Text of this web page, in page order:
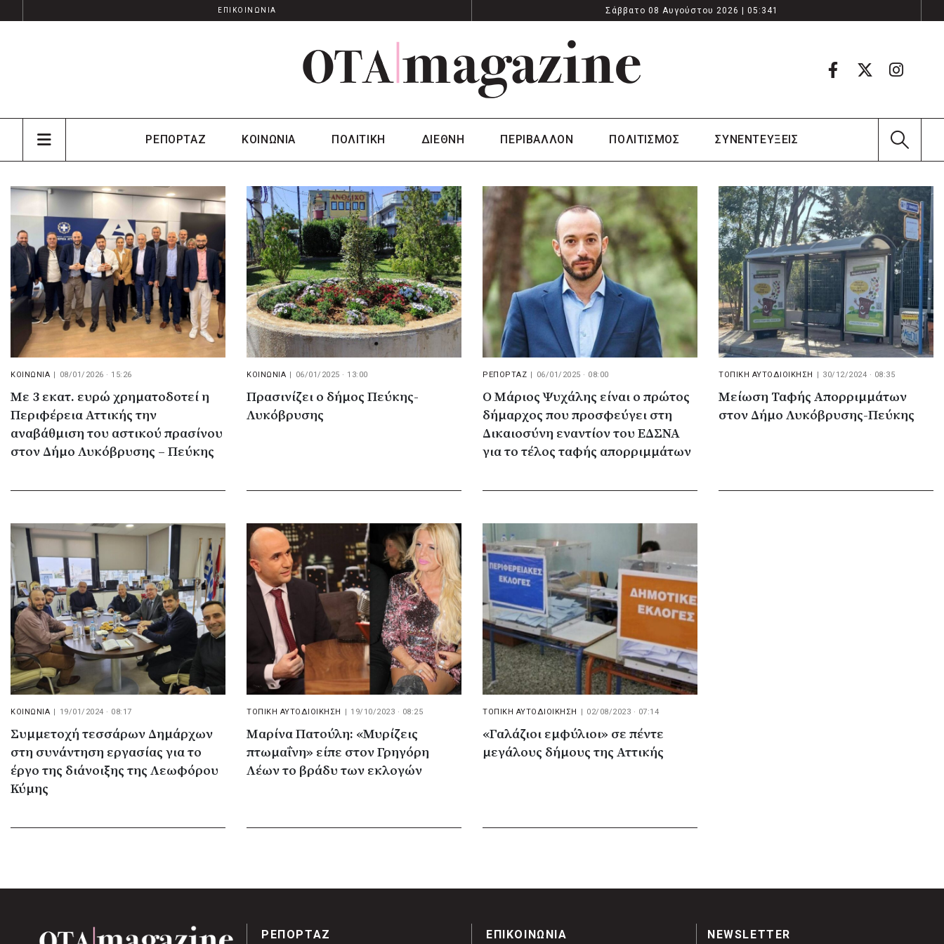
ΕΠΙΚΟΙΝΩΝΙΑ Σάββατο 08 Αυγούστου 2026 | 05:341
ΡΕΠΟΡΤΑΖ ΚΟΙΝΩΝΙΑ ΠΟΛΙΤΙΚΗ ΔΙΕΘΝΗ ΠΕΡΙΒΑΛΛΟΝ ΠΟΛΙΤΙΣΜΟΣ ΣΥΝΕΝΤΕΥΞΕΙΣ
ΚΟΙΝΩΝΙΑ | 08/01/2026 · 15:26
Με 3 εκατ. ευρώ χρηματοδοτεί η
Περιφέρεια Αττικής την
αναβάθμιση του αστικού πρασίνου
στον Δήμο Λυκόβρυσης – Πεύκης
ΚΟΙΝΩΝΙΑ | 06/01/2025 · 13:00
Πρασινίζει ο δήμος Πεύκης-
Λυκόβρυσης
ΡΕΠΟΡΤΑΖ | 06/01/2025 · 08:00
Ο Μάριος Ψυχάλης είναι ο πρώτος
δήμαρχος που προσφεύγει στη
Δικαιοσύνη εναντίον του ΕΔΣΝΑ
για το τέλος ταφής απορριμμάτων
ΤΟΠΙΚΗ ΑΥΤΟΔΙΟΙΚΗΣΗ | 30/12/2024 · 08:35
Μείωση Ταφής Απορριμμάτων
στον Δήμο Λυκόβρυσης-Πεύκης
ΚΟΙΝΩΝΙΑ | 19/01/2024 · 08:17
Συμμετοχή τεσσάρων Δημάρχων
στη συνάντηση εργασίας για το
έργο της διάνοιξης της Λεωφόρου
Κύμης
ΤΟΠΙΚΗ ΑΥΤΟΔΙΟΙΚΗΣΗ | 19/10/2023 · 08:25
Μαρίνα Πατούλη: «Μυρίζεις
πτωμαΐνη» είπε στον Γρηγόρη
Λέων το βράδυ των εκλογών
ΤΟΠΙΚΗ ΑΥΤΟΔΙΟΙΚΗΣΗ | 02/08/2023 · 07:14
«Γαλάζιοι εμφύλιοι» σε πέντε
μεγάλους δήμους της Αττικής
ΡΕΠΟΡΤΑΖ ΕΠΙΚΟΙΝΩΝΙΑ NEWSLETTER